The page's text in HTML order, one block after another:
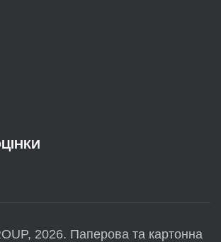
2026. Паперова та картонна